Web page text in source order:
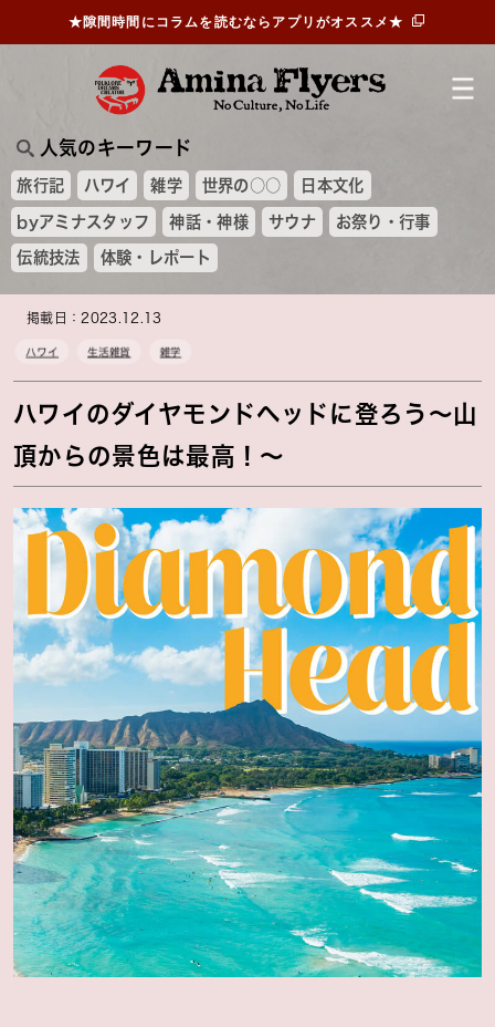
人気のキーワード
旅行記 ハワイ 雑学 世界の○○ 日本文化
byアミナスタッフ 神話・神様 サウナ お祭り・行事
伝統技法 体験・レポート
★隙間時間にコラムを読むならアプリがオススメ★
掲載日：2023.12.13
ハワイ 生活雑貨 雑学
ハワイのダイヤモンドヘッドに登ろう～山
頂からの景色は最高！～